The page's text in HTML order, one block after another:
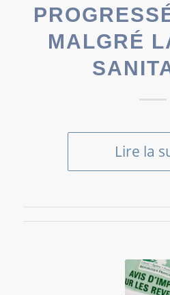
MALGRÉ
Lire la